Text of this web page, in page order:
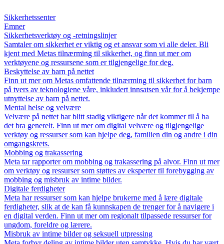
Sikkerhetssenter
Emner
Sikkerhetsverktøy og -retningslinjer
Samtaler om sikkerhet er viktig og et ansvar som vi alle deler. Bli
kjent med Metas tilnærming til sikkerhet, og finn ut mer om
verktøyene og ressursene som er tilgjengelige for deg.
Beskyttelse av barn på nettet
Finn ut mer om Metas omfattende tilnærming til sikkerhet for barn
på tvers av teknologiene våre, inkludert innsatsen vår for å bekjempe
utnyttelse av barn på nettet.
Mental helse og velvære
Velvære på nettet har blitt stadig viktigere når det kommer til å ha
det bra generelt. Finn ut mer om digital velvære og tilgjengelige
verktøy og ressurser som kan hjelpe deg, familien din og andre i din
omgangskrets.
Mobbing og trakassering
Meta tar rapporter om mobbing og trakassering på alvor. Finn ut mer
om verktøy og ressurser som støttes av eksperter til forebygging av
mobbing og misbruk av intime bilder.
Digitale ferdigheter
Meta har ressurser som kan hjelpe brukerne med å lære digitale
ferdigheter, slik at de kan få kunnskapen de trenger for å navigere i
en digital verden. Finn ut mer om regionalt tilpassede ressurser for
ungdom, foreldre og lærere.
Misbruk av intime bilder og seksuell utpressing